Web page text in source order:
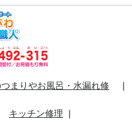
まりやお風呂・水漏れ修
キッチン修理